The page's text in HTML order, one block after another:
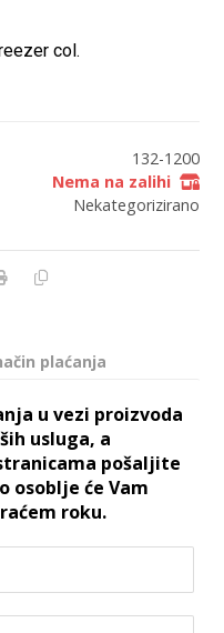
col.
132-1200
Nema na zalihi
Nekategorizirano
plaćanja
u vezi proizvoda
usluga, a
pošaljite
osoblje će Vam
roku.